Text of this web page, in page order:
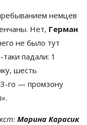
немцев
Нет, Герман
не было тут
таки падали: 1
шесть
го — промзону
».
Марина Карасик